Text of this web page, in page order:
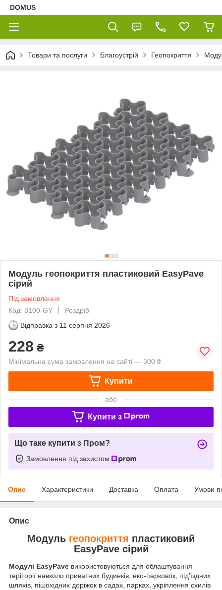
DOMUS
Товари та послуги Благоустрій Геопокриття
Модуль геопокриття пластиковий EasyPave
сірий
Під замовлення
Код: 8100-GY
Роздріб
Відправка з 11 серпня 2026
228 ₴
Мінімальна сума замовлення на сайті — 300 ₴
Купити
або
Купити з
Що таке купити з Пром?
Замовлення під захистом
Опис Характеристики Доставка Оплата Умови
Опис
Модуль геопокриття пластиковий
EasyPave сірий
Модулі EasyPave використовуються для облаштування
теріторії навколо приватних будинків, еко-парковок, під'їздних
шляхів, пішохідних доріжок в садах, парках, укріплення схилів